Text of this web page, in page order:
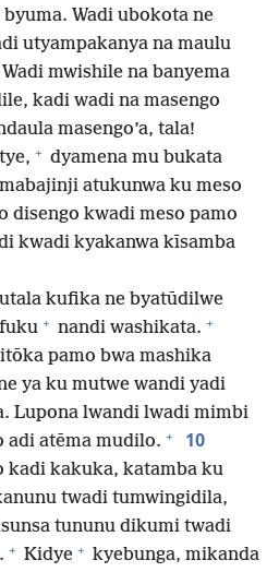
Wadi ubokota ne
utyampakanya na maulu
mwishile na banyema
kadi wadi na masengo
masengo’a, tala!
+ dyamena mu bukata
atukunwa ku meso
disengo kwadi meso pamo
kwadi kyakanwa kīsamba
kufika ne byatūdilwe
+ nandi washikata. +
pamo bwa mashika
ya ku mutwe wandi yadi
Lupona lwandi lwadi mimbi
adi atēma mudilo. + 10
kadi kakuka, katamba ku
twadi tumwingidila,
tununu dikumi twadi
+ Kidye + kyebunga, mikanda